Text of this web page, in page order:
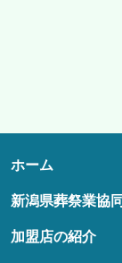
ホーム
新潟県葬祭業協
加盟店の紹介